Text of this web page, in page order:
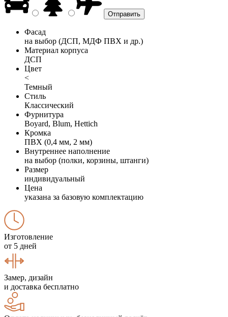
Фасад
на выбор (ДСП, МДФ ПВХ и др.)
Материал корпуса
ДСП
Цвет
<
Темный
Стиль
Классический
Фурнитура
Boyard, Blum, Hettich
Кромка
ПВХ (0,4 мм, 2 мм)
Внутреннее наполнение
на выбор (полки, корзины, штанги)
Размер
индивидуальный
Цена
указана за базовую комплектацию
Изготовление
от 5 дней
Замер, дизайн
и доставка бесплатно